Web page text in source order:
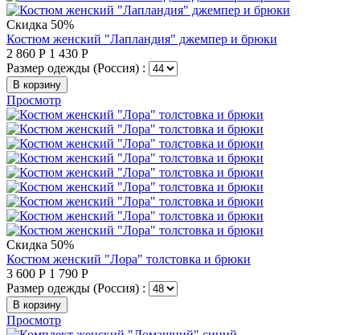
Скидка 50%
Костюм женский "Лапландия" джемпер и брюки
2 860 Р 1 430 Р
Размер одежды (Россия) :
В корзину
Просмотр
Скидка 50%
Костюм женский "Лора" толстовка и брюки
3 600 Р 1 790 Р
Размер одежды (Россия) :
В корзину
Просмотр